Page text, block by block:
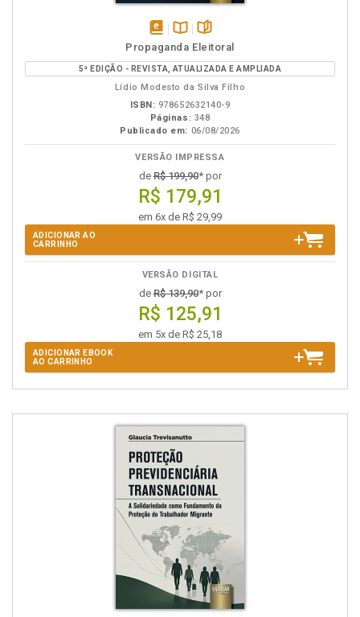
disponível
em
eBook
Disponível
na
B.V.
páginas
Propaganda Eleitoral
5ª EDIÇÃO - REVISTA, ATUALIZADA E AMPLIADA
Lídio Modesto da Silva Filho
ISBN: 978652632140-9
Páginas: 348
Publicado em: 06/08/2026
VERSÃO IMPRESSA
deR$ 199,90* por
R$ 179,91
em 6x de R$ 29,99
ADICIONAR AO
CARRINHO
VERSÃO DIGITAL
deR$ 139,90* por
R$ 125,91
em 5x de R$ 25,18
ADICIONAR EBOOK
AO CARRINHO